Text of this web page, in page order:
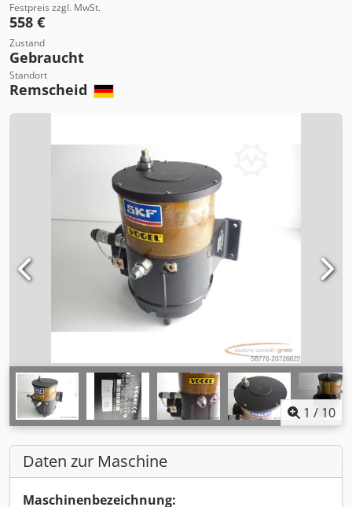
Festpreis zzgl. MwSt.
558 €
Zustand
Gebraucht
Standort
Remscheid
1 / 10
Daten zur Maschine
Maschinenbezeichnung: